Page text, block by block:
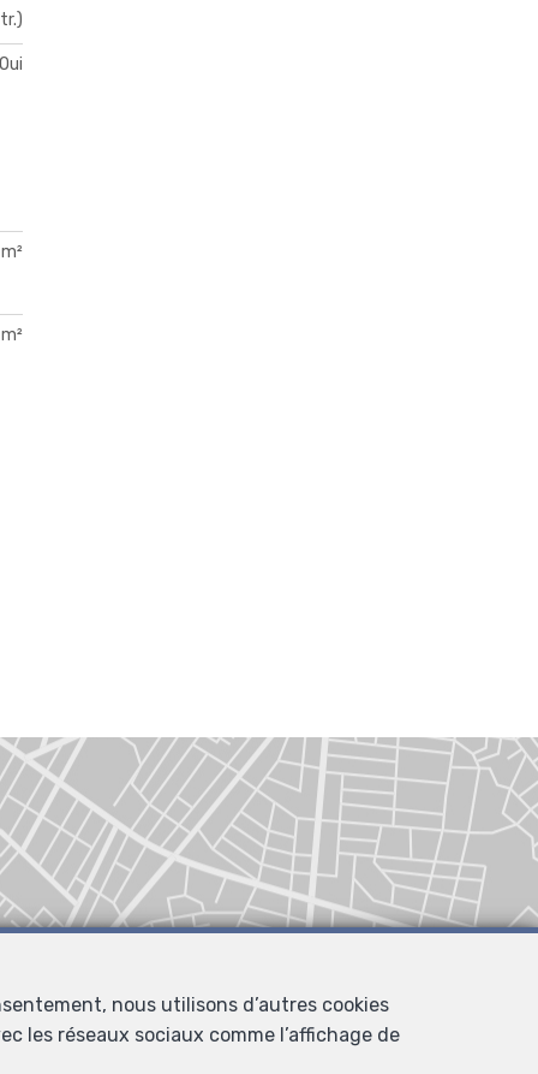
Oui
nous utilisons d’autres cookies
les réseaux sociaux comme l’affichage de